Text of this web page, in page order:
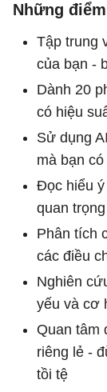
Những
Tập trung
của bạn -
Dành 20
có hiệu
Sử dụng
mà bạn
Đọc hiểu ý
quan
Phân tích
các điều
Nghiên
yếu và cơ
Quan tâm
riêng lẻ -
tồi tệ